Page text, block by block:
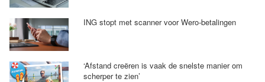
ING stopt met scanner voor Wero-betalingen
‘Afstand creëren is vaak de snelste manier om
scherper te zien’